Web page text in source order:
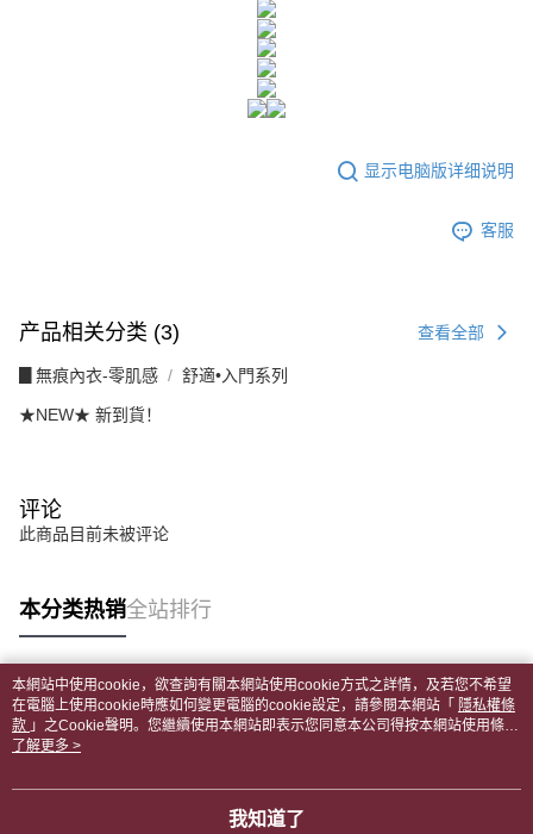
「AFTEE先享後付」(下稱本服務)乃由恩沛科技股份有限公司(下稱 AFTEE )
含但不限於訂購人姓名、電話，收件人姓名、電話、收件地址)，將交付予
AFTEE 於本服務必要服務範圍內運用。關於 AFTEE 對於個人資料之蒐集、
繫恩沛科技股份有限公司。若您不同意我們將上開所示之個人資料，連同必
料，請勿選用本服務。
每笔NT$80，满NT$1,500(含以上)免运费
显示电脑版详细说明
客服
产品相关分类 (3) 查看全部
▊無痕內衣-零肌感 舒適•入門系列
★NEW★ 新到貨！
评论
此商品目前未被评论
本分类热销全站排行
热门标签
本網站中使用cookie，欲查詢有關本網站使用cookie方式之詳情，及若您不希望
在電腦上使用cookie時應如何變更電腦的cookie設定，請參閱本網站「 隱私權條
款 」之Cookie聲明。您繼續使用本網站即表示您同意本公司得按本網站使用條款
之Cookie聲明使用cookie。
了解更多 >
我知道了